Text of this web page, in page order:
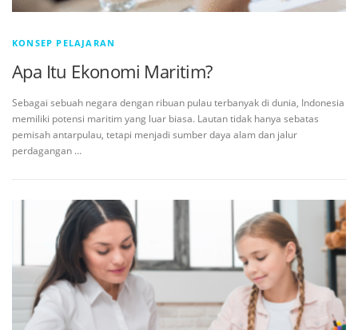
KONSEP PELAJARAN
Apa Itu Ekonomi Maritim?
Sebagai sebuah negara dengan ribuan pulau terbanyak di dunia, Indonesia
memiliki potensi maritim yang luar biasa. Lautan tidak hanya sebatas
pemisah antarpulau, tetapi menjadi sumber daya alam dan jalur
perdagangan …